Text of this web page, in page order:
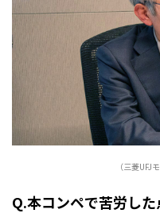
（三菱
Q.本コンペで苦労し